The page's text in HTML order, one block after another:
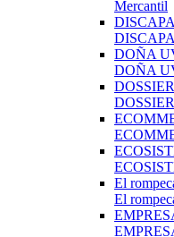
Mercantil
DOÑA
DOÑA
El
El